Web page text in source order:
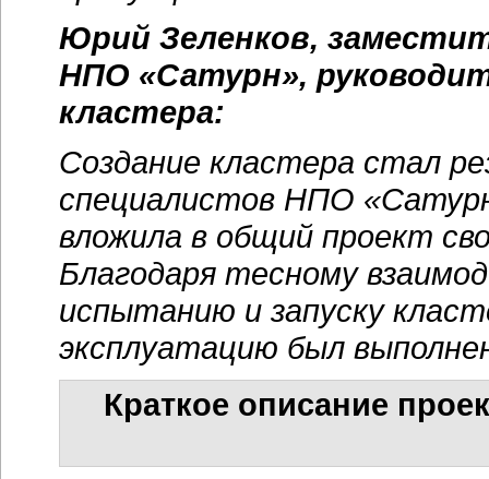
Юрий Зеленков,
НПО «Сатурн»,
кластера:
Создание кластера стал
специалистов НПО
вложила в общий проект
Благодаря тесному
испытанию и запуску
эксплуатацию был
Краткое описание